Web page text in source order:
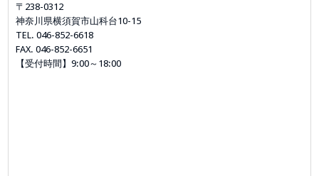
〒238-0312
神奈川県横須賀市山科台10-15
TEL. 046-852-6618
FAX. 046-852-6651
【受付時間】9:00～18:00